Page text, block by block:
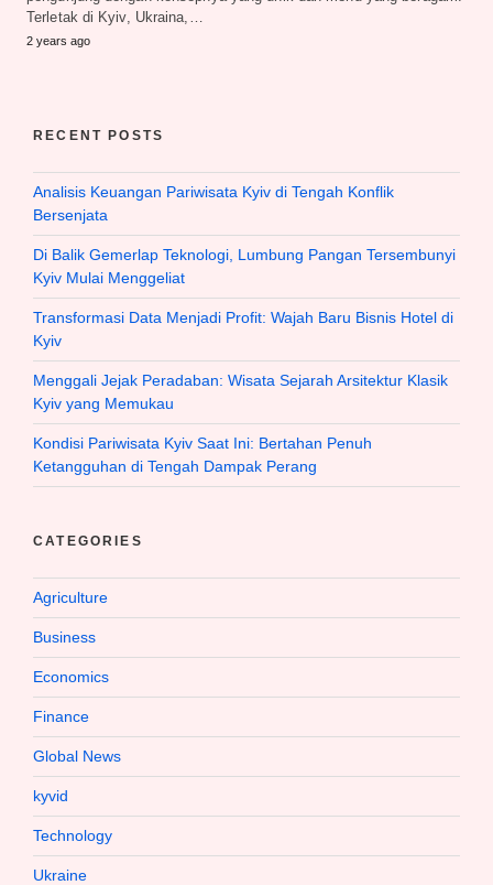
Terletak di Kyiv, Ukraina,…
2 years ago
RECENT POSTS
Analisis Keuangan Pariwisata Kyiv di Tengah Konflik
Bersenjata
Di Balik Gemerlap Teknologi, Lumbung Pangan Tersembunyi
Kyiv Mulai Menggeliat
Transformasi Data Menjadi Profit: Wajah Baru Bisnis Hotel di
Kyiv
Menggali Jejak Peradaban: Wisata Sejarah Arsitektur Klasik
Kyiv yang Memukau
Kondisi Pariwisata Kyiv Saat Ini: Bertahan Penuh
Ketangguhan di Tengah Dampak Perang
CATEGORIES
Agriculture
Business
Economics
Finance
Global News
kyvid
Technology
Ukraine